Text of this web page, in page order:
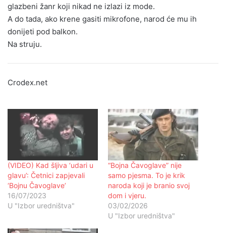
glazbeni žanr koji nikad ne izlazi iz mode.
A do tada, ako krene gasiti mikrofone, narod će mu ih
donijeti pod balkon.
Na struju.
Crodex.net
(VIDEO) Kad šljiva ‘udari u
glavu’: Četnici zapjevali
‘Bojnu Čavoglave’
16/07/2023
U "Izbor uredništva"
“Bojna Čavoglave” nije
samo pjesma. To je krik
naroda koji je branio svoj
dom i vjeru.
03/02/2026
U "Izbor uredništva"